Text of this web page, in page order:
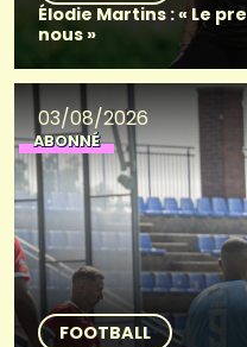
Élodie Martins : « Le
nous »
03/08/2026
ABONNÉ
FOOTBALL